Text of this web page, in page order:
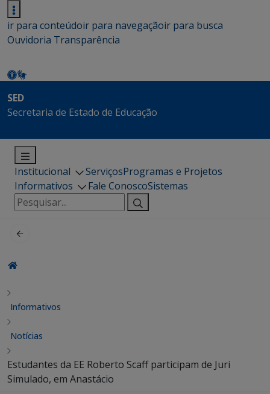
ir para conteúdoir para navegaçãoir para busca
Ouvidoria Transparência
SED
Secretaria de Estado de Educação
Institucional ServiçosProgramas e Projetos
Informativos
Fale ConoscoSistemas
Pesquisar
por:
Informativos
Notícias
Estudantes da EE Roberto Scaff participam de Juri
Simulado, em Anastácio